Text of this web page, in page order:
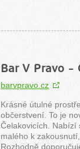
Bar V Pravo -
barvpravo.cz
Krásné útulné
občerstvení. To je
Čelakovicích. Nabízí
malého k
Rozhodně